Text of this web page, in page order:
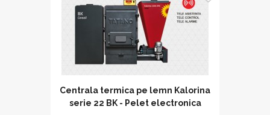
Centrala termica pe lemn Kalorina
serie 22 BK - Pelet electronica